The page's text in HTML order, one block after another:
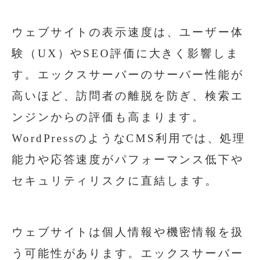
ウェブサイトの表示速度は、ユーザー体
験（UX）やSEO評価に大きく影響しま
す。エックスサーバーのサーバー性能が
高いほど、訪問者の離脱を防ぎ、検索エ
ンジンからの評価も高まります。
WordPressのようなCMS利用では、処理
能力や応答速度がパフォーマンス低下や
セキュリティリスクに直結します。
ウェブサイトは個人情報や機密情報を扱
う可能性があります。エックスサーバー